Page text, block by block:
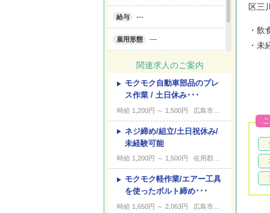
区三
・
・
給与 ---
雇用形態 ---
こだわり条件 ---
キーワード ---
関連求人のご案内
モクモク自動車部品のプレ
ス作業 / 土日休み･･･
時給 1,200円 ～ 1,500円 広島市南区出島
ネジ締め/組立/土日祝休み/
未経験可能
時給 1,200円 ～ 1,500円 佐用郡佐用町
モクモク軽作業/エアー工具
を使ったボルト締め･･･
時給 1,650円 ～ 2,063円 広島市安芸区船越